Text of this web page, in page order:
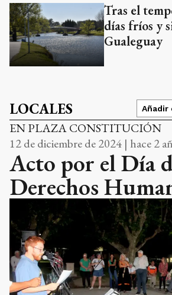
Tras el
días fríos y
Gualeguay
LOCALES Añadir
EN PLAZA CONSTITUCIÓN
12 de diciembre de 2024 | hace 2
Acto por el Día
Derechos